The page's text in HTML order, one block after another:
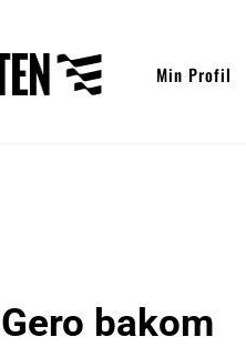
Min Profil
bakom